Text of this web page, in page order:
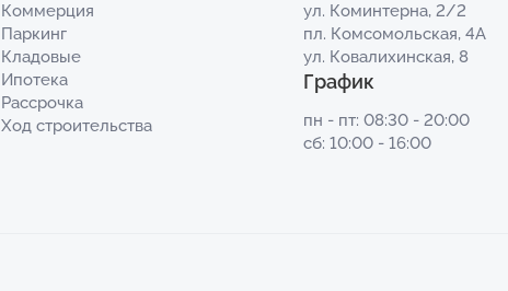
Коммерция
Паркинг
Кладовые
Ипотека
Рассрочка
Ход строительства
ул. Коминтерна, 2/2
пл. Комсомольская, 4А
ул. Ковалихинская, 8
График
пн - пт: 08:30 - 20:00
сб: 10:00 - 16:00